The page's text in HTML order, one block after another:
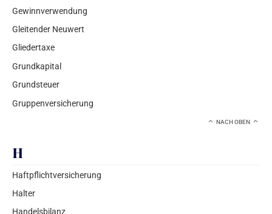
Gewinnverwendung
Gleitender Neuwert
Gliedertaxe
Grundkapital
Grundsteuer
Gruppenversicherung
NACH OBEN
H
Haftpflichtversicherung
Halter
Handelsbilanz